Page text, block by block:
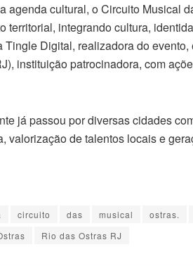
agenda cultural, o Circuito Musical
territorial, integrando cultura,
Tingle Digital, realizadora do
instituição patrocinadora, com
já passou por diversas cidades
valorização de talentos locais e
circuito das musical ostras.
Rio das Ostras RJ